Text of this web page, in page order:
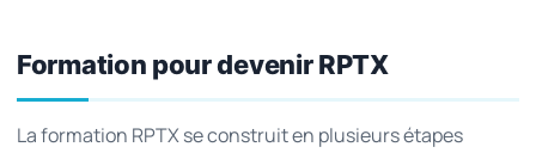
Formation pour devenir RPTX
La formation RPTX se construit en plusieurs étapes